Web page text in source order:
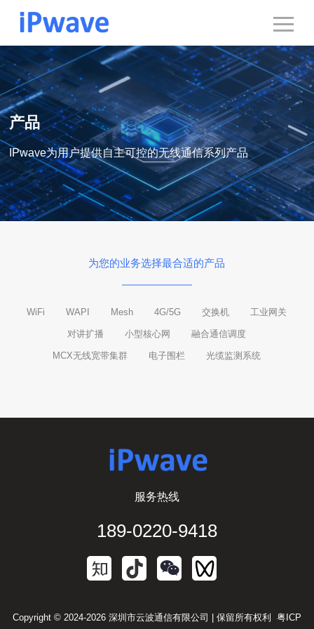
产品
IPwave为用户提供自主可控的无线通信系列产品
为您的业务选择最合适的产品
WiFi WAPI Mesh 4G/5G 交换机 工业网关
对讲扩播 小型核心网 融合通信调度
MCX无线宽带集群 电子围栏 光缆监测系统
服务热线
189-0220-9418
Copyright © 2024-2026 深圳市云波通信有限公司 | 保留所有权利 粤ICP